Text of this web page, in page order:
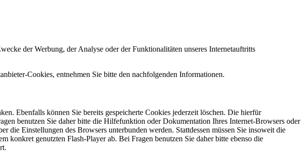
der Werbung, der Analyse oder der Funktionalitäten unseres Internetauftritts
Cookies, entnehmen Sie bitte den nachfolgenden Informationen.
Ebenfalls können Sie bereits gespeicherte Cookies jederzeit löschen. Die hierfür
benutzen Sie daher bitte die Hilfefunktion oder Dokumentation Ihres Internet-Browsers oder
die Einstellungen des Browsers unterbunden werden. Stattdessen müssen Sie insoweit die
konkret genutzten Flash-Player ab. Bei Fragen benutzen Sie daher bitte ebenso die